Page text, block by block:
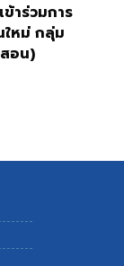
าร่วมการ
หม่ กลุ่ม
อน)